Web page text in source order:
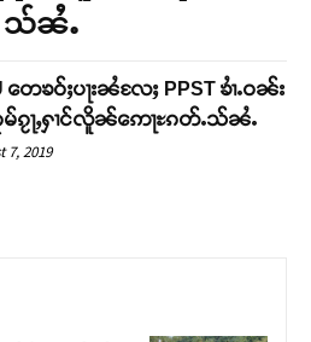
သ်ၼႆႉ
တေၶဝ်ႈပႃးၼႆလႄႈ PPST ၶၢႆႉဝၼ်း
မ်ၵႂႃႇႁၢင်လိူၼ်ဢေႃႊၵတ်ႉသ်ၼႆႉ
7, 2019